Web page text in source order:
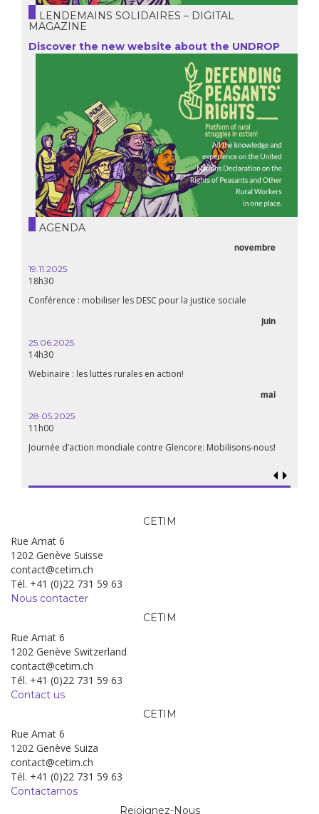
LENDEMAINS SOLIDAIRES – DIGITAL
MAGAZINE
Discover the new website about the UNDROP
AGENDA
novembre
19.11.2025
18h30
Conférence : mobiliser les DESC pour la justice sociale
juin
25.06.2025
14h30
Webinaire : les luttes rurales en action!
mai
28.05.2025
11h00
Journée d’action mondiale contre Glencore: Mobilisons-nous!
CETIM
Rue Amat 6
1202 Genève Suisse
contact@cetim.ch
Tél. +41 (0)22 731 59 63
Nous contacter
CETIM
Rue Amat 6
1202 Genève Switzerland
contact@cetim.ch
Tél. +41 (0)22 731 59 63
Contact us
CETIM
Rue Amat 6
1202 Genève Suiza
contact@cetim.ch
Tél. +41 (0)22 731 59 63
Contactarnos
Rejoignez-Nous